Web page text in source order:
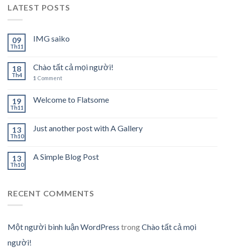
LATEST POSTS
09
Th11
IMG saiko
18
Th4
Chào tất cả mọi người!
1 Comment
19
Th11
Welcome to Flatsome
13
Th10
Just another post with A Gallery
13
Th10
A Simple Blog Post
RECENT COMMENTS
Một người bình luận WordPress trongChào tất cả mọi
người!